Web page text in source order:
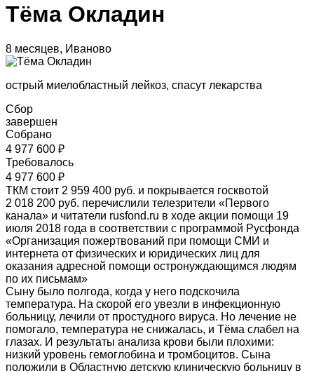
Тёма Окладин
8 месяцев, Иваново
острый миелобластный лейкоз, спасут лекарства
Сбор
завершен
Собрано
4 977 600 ₽
Требовалось
4 977 600 ₽
ТКМ стоит 2 959 400 руб. и покрывается госквотой
2 018 200 руб. перечислили телезрители «Первого
канала» и читатели rusfond.ru в ходе акции помощи 19
июля 2018 года в соответствии с программой Русфонда
«Организация пожертвований при помощи СМИ и
интернета от физических и юридических лиц для
оказания адресной помощи остронуждающимся людям
по их письмам»
Сыну было полгода, когда у него подскочила
температура. На скорой его увезли в инфекционную
больницу, лечили от простудного вируса. Но лечение не
помогало, температура не снижалась, и Тёма слабел на
глазах. И результаты анализа крови были плохими:
низкий уровень гемоглобина и тромбоцитов. Сына
положили в Областную детскую клиническую больницу в